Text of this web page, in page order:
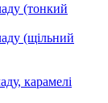
(тонкий
(щільний
карамелі